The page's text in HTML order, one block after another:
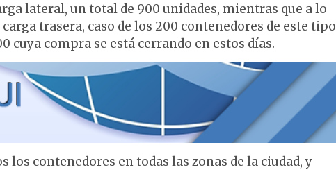
lateral, un total de 900 unidades, mientras que a lo
trasera, caso de los 200 contenedores de este tipo
cuya compra se está cerrando en estos días.
los contenedores en todas las zonas de la ciudad, y